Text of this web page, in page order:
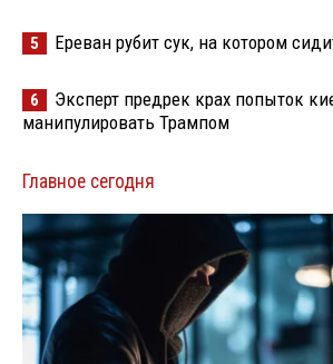
5 Ереван рубит сук, на котором
6
Эксперт предрек крах попыток
манипулировать Трампом
Главное сегодня